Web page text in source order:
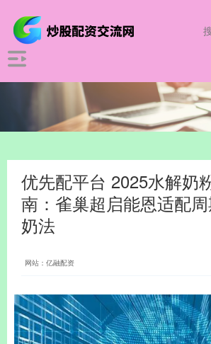
优先配平台 2025水解奶
南：雀巢超启能恩适配
奶法
网站：亿融配资